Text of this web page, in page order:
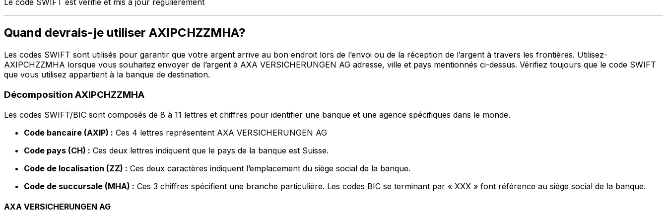
Quand devrais-je utiliser AXIPCHZZMHA?
Les codes SWIFT sont utilisés pour garantir que votre argent arrive au bon endroit lors de l’envoi ou de la réception de l’argent à travers les frontières. Utilisez-
AXIPCHZZMHA lorsque vous souhaitez envoyer de l’argent à AXA VERSICHERUNGEN AG adresse, ville et pays mentionnés ci-dessus. Vérifiez toujours que le code SWIFT
que vous utilisez appartient à la banque de destination.
Décomposition AXIPCHZZMHA
Les codes SWIFT/BIC sont composés de 8 à 11 lettres et chiffres pour identifier une banque et une agence spécifiques dans le monde.
Code bancaire (AXIP) : Ces 4 lettres représentent AXA VERSICHERUNGEN AG
Code pays (CH) : Ces deux lettres indiquent que le pays de la banque est Suisse.
Code de localisation (ZZ) : Ces deux caractères indiquent l’emplacement du siège social de la banque.
Code de succursale (MHA) : Ces 3 chiffres spécifient une branche particulière. Les codes BIC se terminant par « XXX » font référence au siège social de la banque.
AXA VERSICHERUNGEN AG